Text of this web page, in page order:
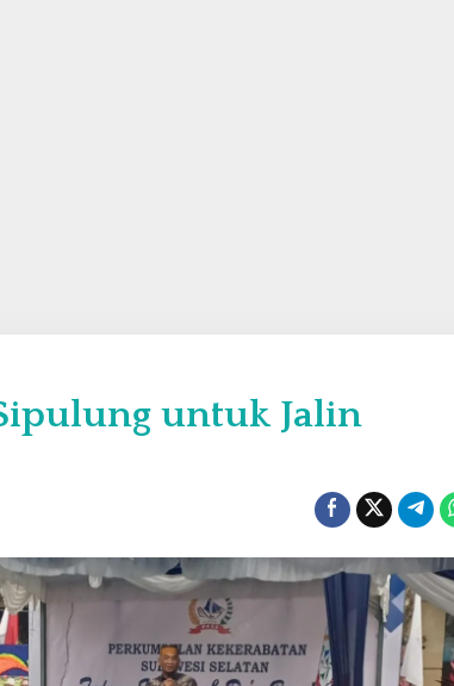
untuk Jalin